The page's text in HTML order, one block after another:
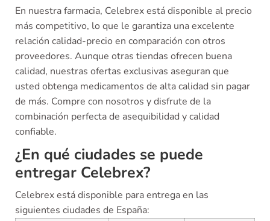
En nuestra farmacia, Celebrex está disponible al precio
más competitivo, lo que le garantiza una excelente
relación calidad-precio en comparación con otros
proveedores. Aunque otras tiendas ofrecen buena
calidad, nuestras ofertas exclusivas aseguran que
usted obtenga medicamentos de alta calidad sin pagar
de más. Compre con nosotros y disfrute de la
combinación perfecta de asequibilidad y calidad
confiable.
¿En qué ciudades se puede
entregar Celebrex?
Celebrex está disponible para entrega en las
siguientes ciudades de España: